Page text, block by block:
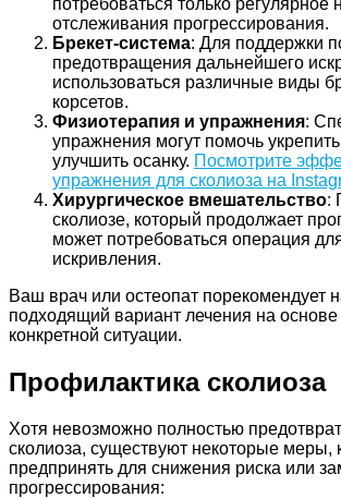
потребоваться только регулярное
отслеживания прогрессирования.
Брекет-система: Для поддержки
предотвращения дальнейшего
использоваться различные виды
корсетов.
Физиотерапия и упражнения:
упражнения могут помочь
улучшить осанку. Посмотрите
упражнения для сколиоза на
Хирургическое вмешательство:
сколиозе, который продолжает
может потребоваться операция
искривления.
Ваш врач или остеопат порекомендует
подходящий вариант лечения на
конкретной ситуации.
Профилактика сколиоза
Хотя невозможно полностью
сколиоза, существуют некоторые
предпринять для снижения риска или
прогрессирования: